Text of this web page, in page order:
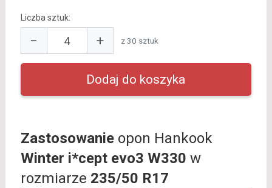
Liczba sztuk:
− + z 30 sztuk
Zastosowanieopon Hankook
Winter i*cept evo3 W330 w
rozmiarze 235/50 R17